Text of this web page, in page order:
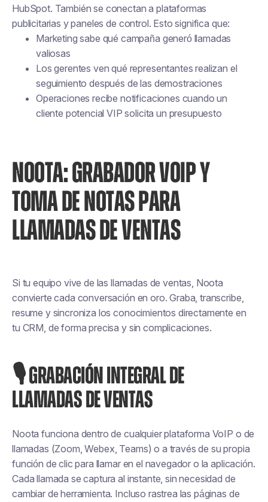
HubSpot. También se conectan a plataformas
publicitarias y paneles de control. Esto significa que:
Marketing sabe qué campaña generó llamadas
valiosas
Los gerentes ven qué representantes realizan el
seguimiento después de las demostraciones
Operaciones recibe notificaciones cuando un
cliente potencial VIP solicita un presupuesto
NOOTA: GRABADOR VOIP Y
TOMA DE NOTAS PARA
LLAMADAS DE VENTAS
Si tu equipo vive de las llamadas de ventas, Noota
convierte cada conversación en oro. Graba, transcribe,
resume y sincroniza los conocimientos directamente en
tu CRM, de forma precisa y sin complicaciones.
🎙️ GRABACIÓN INTEGRAL DE
LLAMADAS DE VENTAS
Noota funciona dentro de cualquier plataforma VoIP o de
llamadas (Zoom, Webex, Teams) o a través de su propia
función de clic para llamar en el navegador o la aplicación.
Cada llamada se captura al instante, sin necesidad de
cambiar de herramienta. Incluso rastrea las páginas de